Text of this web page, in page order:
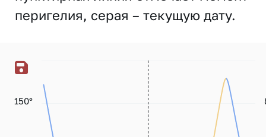
перигелия, серая – текущую дату.
150°